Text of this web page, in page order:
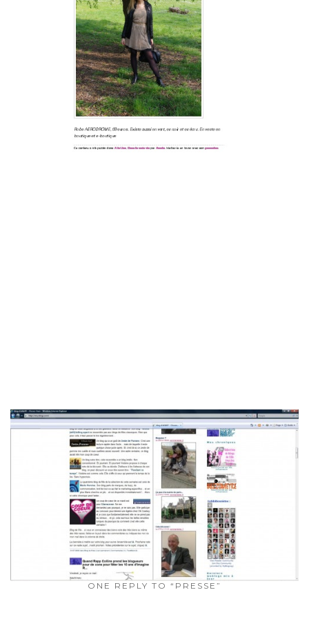
ONE REPLY TO “PRESSE”